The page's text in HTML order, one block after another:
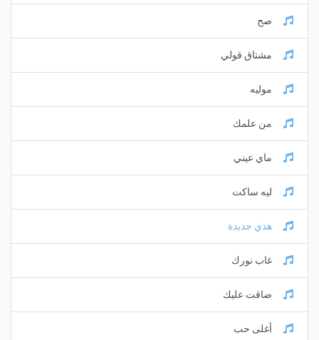
صح
مشتاق قولي
موليه
من علمك
ماي عيني
ليه ساكت
هذي جديدة
غاب نورك
ضاقت عليك
أغلى حب